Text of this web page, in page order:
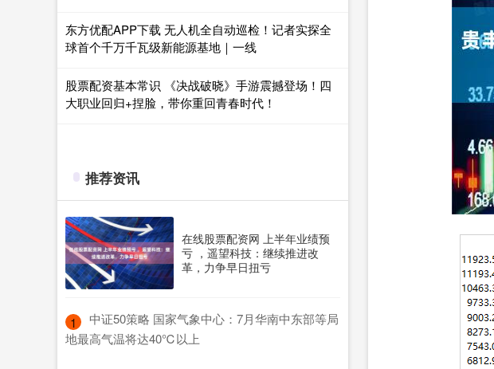
东方优配APP下载 无人机全自动巡检！记者实探全
球首个千万千瓦级新能源基地｜一线
股票配资基本常识 《决战破晓》手游震撼登场！四
大职业回归+捏脸，带你重回青春时代！
推荐资讯
在线股票配资网 上半年业绩预
亏 ，遥望科技：继续推进改
革，力争早日扭亏
1
​中证50策略 国家气象中心：7月华南中东部等局
地最高气温将达40℃以上